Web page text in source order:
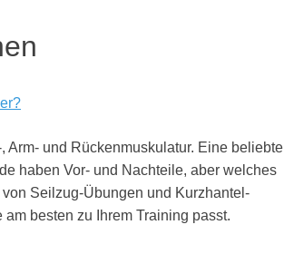
Arm- und Rückenmuskulatur. Eine beliebte
haben Vor- und Nachteile, aber welches
Seilzug-Übungen und Kurzhantel-
besten zu Ihrem Training passt.